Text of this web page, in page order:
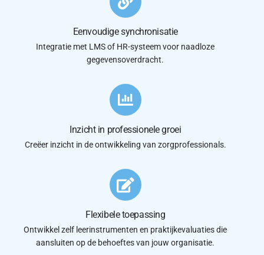
Eenvoudige synchronisatie
Integratie met LMS of HR-systeem voor naadloze
gegevensoverdracht.
Inzicht in professionele groei
Creëer inzicht in de ontwikkeling van zorgprofessionals.
Flexibele toepassing
Ontwikkel zelf leerinstrumenten en praktijkevaluaties die
aansluiten op de behoeftes van jouw organisatie.